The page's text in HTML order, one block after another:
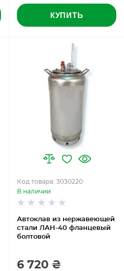
КУПИТЬ
Автоклав из нержавеющей
стали ЛАН-40 фланцевый
болтовой
Код товара: 3030220
В наличии
6 720 ₴